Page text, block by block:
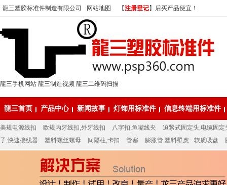
龍三塑胶标准件制造有限公司 网站地图 【注册登记】后买产品便宜！
龍三手机网站 龍三制造视频 龍三二维码扫描
龍三首页 产品中心 新闻故事 灯饰用标准件 信息终端用标准件
美规电源线扣 欧规内牙线扣,外牙线扣 八字扣,鱼嘴线夹
迫紧式固定头,电缆固定
子,快速接线器
塑料螺丝螺母 间隔柱,卡扣 管塞 膨胀管,塑料壁虎 软质吸盘